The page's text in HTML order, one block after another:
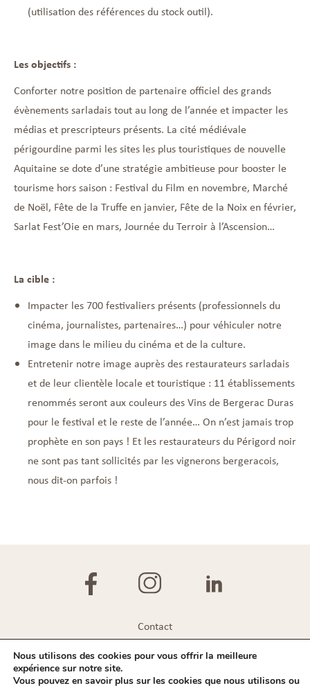
(utilisation des références du stock outil).
Les objectifs :
Conforter notre position de partenaire officiel des grands
évènements sarladais tout au long de l’année et impacter les
médias et prescripteurs présents. La cité médiévale
périgourdine parmi les sites les plus touristiques de nouvelle
Aquitaine se dote d’une stratégie ambitieuse pour booster le
tourisme hors saison : Festival du Film en novembre, Marché
de Noël, Fête de la Truffe en janvier, Fête de la Noix en février,
Sarlat Fest’Oie en mars, Journée du Terroir à l’Ascension…
La cible :
Impacter les 700 festivaliers présents (professionnels du
cinéma, journalistes, partenaires…) pour véhiculer notre
image dans le milieu du cinéma et de la culture.
Entretenir notre image auprès des restaurateurs sarladais
et de leur clientèle locale et touristique : 11 établissements
renommés seront aux couleurs des Vins de Bergerac Duras
pour le festival et le reste de l’année… On n’est jamais trop
prophète en son pays ! Et les restaurateurs du Périgord noir
ne sont pas tant sollicités par les vignerons bergeracois,
nous dit-on parfois !
Contact
Mentions légales
Nous utilisons des cookies pour vous offrir la meilleure
expérience sur notre site.
Vous pouvez en savoir plus sur les cookies que nous utilisons ou